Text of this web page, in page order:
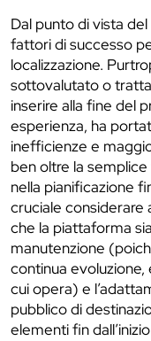
Dal punto di vista
fattori di successo
localizzazione.
sottovalutato o
inserire alla fine del
esperienza, ha
inefficienze e
ben oltre la
nella pianificazione
cruciale
che la piattaforma
manutenzione
continua
cui opera) e
pubblico di
elementi fin